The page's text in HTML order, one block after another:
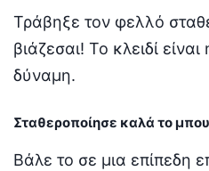
Τράβηξε τον φελλό
βιάζεσαι! Το κλειδί
δύναμη.
Σταθεροποίησε καλά το
Βάλε το σε μια επίπεδη